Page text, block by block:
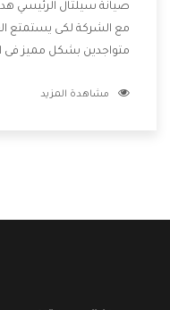
صيانة سيلتال الرئيسي
مع الشركة لكى يستمتع
متواجدين بشكل مميز فى
الشركة بها والتى تكون
مشاهدة المزيد